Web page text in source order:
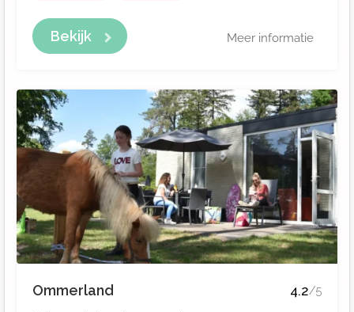
Bekijk Meer informatie
Ommerland 4.2/5